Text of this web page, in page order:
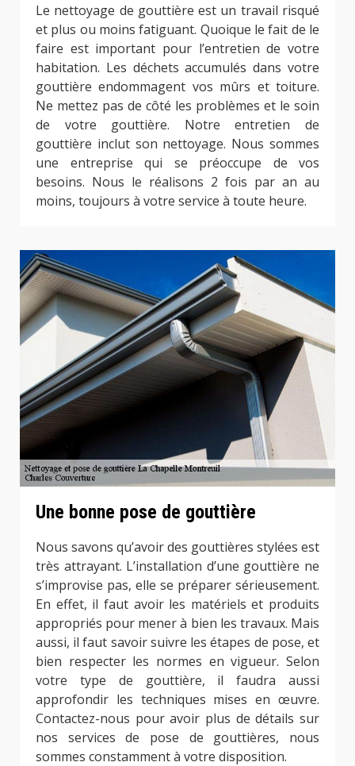
Le nettoyage de gouttière est un travail risqué
et plus ou moins fatiguant. Quoique le fait de le
faire est important pour l’entretien de votre
habitation. Les déchets accumulés dans votre
gouttière endommagent vos mûrs et toiture.
Ne mettez pas de côté les problèmes et le soin
de votre gouttière. Notre entretien de
gouttière inclut son nettoyage. Nous sommes
une entreprise qui se préoccupe de vos
besoins. Nous le réalisons 2 fois par an au
moins, toujours à votre service à toute heure.
Une bonne pose de gouttière
Nous savons qu’avoir des gouttières stylées est
très attrayant. L’installation d’une gouttière ne
s’improvise pas, elle se préparer sérieusement.
En effet, il faut avoir les matériels et produits
appropriés pour mener à bien les travaux. Mais
aussi, il faut savoir suivre les étapes de pose, et
bien respecter les normes en vigueur. Selon
votre type de gouttière, il faudra aussi
approfondir les techniques mises en œuvre.
Contactez-nous pour avoir plus de détails sur
nos services de pose de gouttières, nous
sommes constamment à votre disposition.